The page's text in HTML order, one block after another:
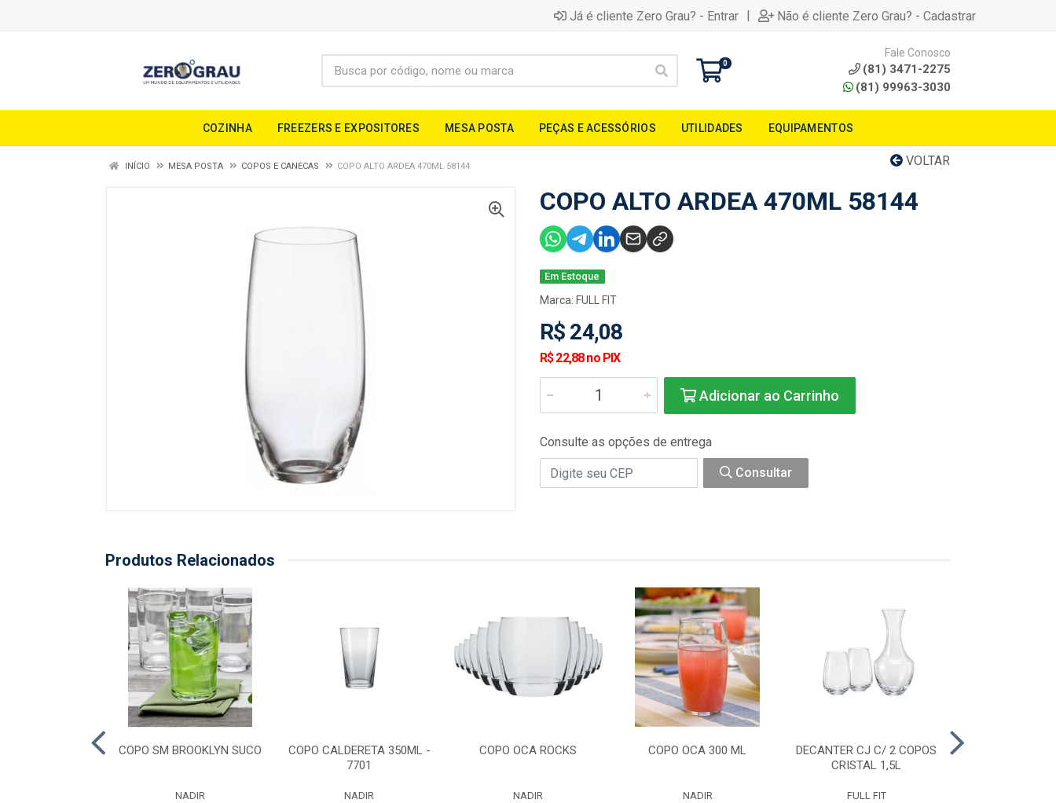
Já é cliente Zero Grau? - Entrar | Não é cliente Zero Grau? - Cadastrar
0
Fale Conosco
(81) 3471-2275
(81) 99963-3030
COZINHA FREEZERS E EXPOSITORES MESA POSTA PEÇAS E ACESSÓRIOS UTILIDADES EQUIPAMENTOS
VOLTAR
INÍCIO MESA POSTA COPOS E CANECAS COPO ALTO ARDEA 470ML 58144
COPO ALTO ARDEA 470ML 58144
Em Estoque
Marca: FULL FIT
R$ 24,08
R$ 22,88 no PIX
Adicionar ao Carrinho
Consulte as opções de entrega
Consultar
Produtos Relacionados
COPO SM BROOKLYN SUCO
NADIR
COPO CALDERETA 350ML -
7701
NADIR
COPO OCA ROCKS
NADIR
COPO OCA 300 ML
NADIR
DECANTER CJ C/ 2 COPOS
CRISTAL 1,5L
FULL FIT